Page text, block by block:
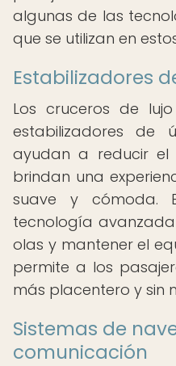
algunas de las
que se utilizan en
Estabilizadores
Los cruceros de
estabilizadores de
ayudan a reducir
brindan una
suave y cómoda.
tecnología
olas y mantener el
permite a los
más placentero y sin
Sistemas de
comunicación